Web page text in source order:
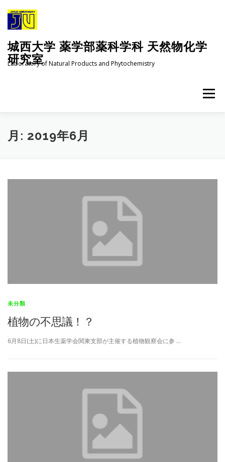
城西大学 薬学部薬科学科 天然物化学
研究室
Laboratory of Natural Products and Phytochemistry
メニュー
ホーム 研究紹介 RESEARCH TOPICS
月: 2019年6月
未分類
植物の不思議！？
6月8日(土)に日本生薬学会関東支部が主催する植物観察会に参 …